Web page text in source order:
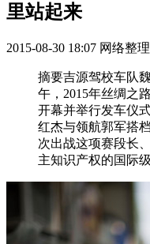
里站起来
2015-08-30 18:07 网络整理
摘要吉源驾校车队
午，2015年丝绸之
开幕并举行发车仪
红杰与领航郭军搭
次出战这项赛段长
主知识产权的国际